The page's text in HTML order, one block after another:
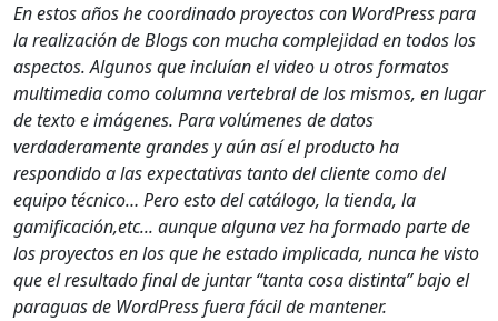
En estos años he coordinado proyectos con WordPress para
la realización de Blogs con mucha complejidad en todos los
aspectos. Algunos que incluían el video u otros formatos
multimedia como columna vertebral de los mismos, en lugar
de texto e imágenes. Para volúmenes de datos
verdaderamente grandes y aún así el producto ha
respondido a las expectativas tanto del cliente como del
equipo técnico… Pero esto del catálogo, la tienda, la
gamificación,etc... aunque alguna vez ha formado parte de
los proyectos en los que he estado implicada, nunca he visto
que el resultado final de juntar “tanta cosa distinta” bajo el
paraguas de WordPress fuera fácil de mantener.